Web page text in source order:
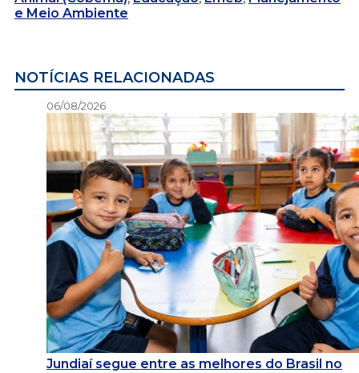
e Meio Ambiente
NOTÍCIAS RELACIONADAS
06/08/2026
Jundiaí segue entre as melhores do Brasil no